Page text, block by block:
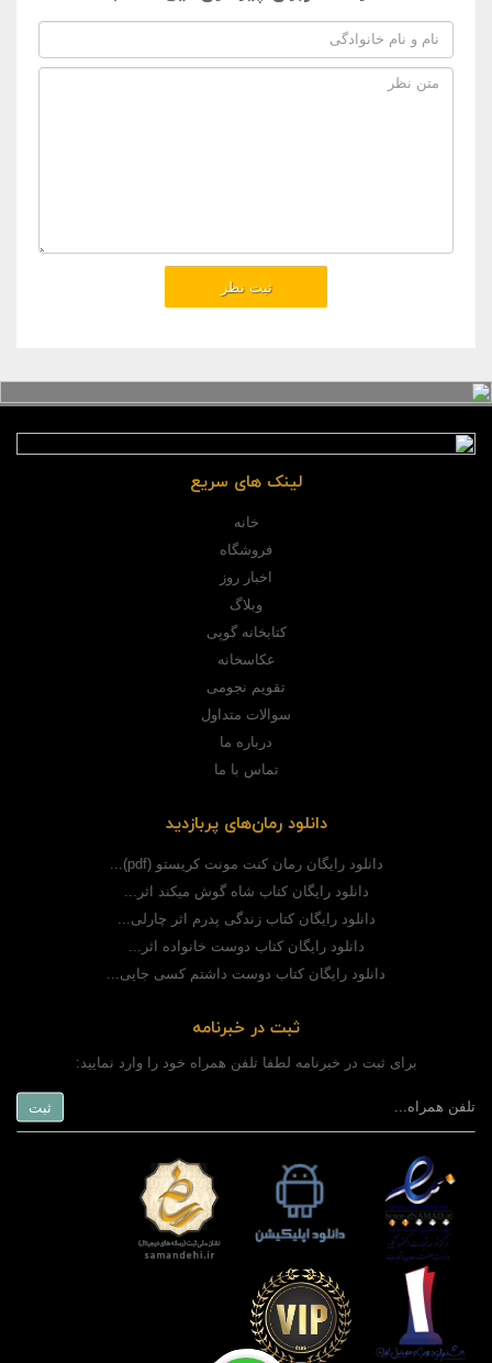
لینک های سریع
خانه
فروشگاه
اخبار روز
وبلاگ
کتابخانه گوپی
عکاسخانه
تقویم نجومی
سوالات متداول
درباره ما
تماس با ما
دانلود رمان‌های پربازدید
دانلود رایگان رمان کنت مونت کریستو (pdf)...
دانلود رایگان کتاب شاه گوش میکند اثر...
دانلود رایگان کتاب زندگی پدرم اثر چارلی...
دانلود رایگان کتاب دوست خانواده اثر...
دانلود رایگان کتاب دوست داشتم کسی جایی...
ثبت در خبرنامه
برای ثبت در خبرنامه لطفا تلفن همراه خود را وارد نمایید: